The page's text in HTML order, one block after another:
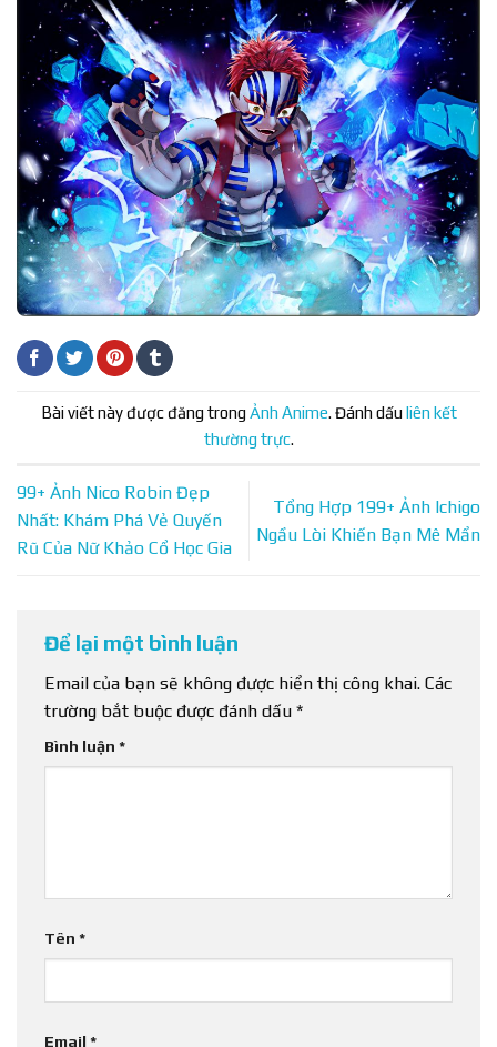
Bài viết này được đăng trongẢnh Anime. Đánh dấuliên kết
thường trực.
99+ Ảnh Nico Robin Đẹp
Nhất: Khám Phá Vẻ Quyến
Rũ Của Nữ Khảo Cổ Học Gia
Tổng Hợp 199+ Ảnh Ichigo
Ngầu Lòi Khiến Bạn Mê Mẩn
Để lại một bình luận
Email của bạn sẽ không được hiển thị công khai. Các
trường bắt buộc được đánh dấu *
Bình luận *
Tên *
Email *